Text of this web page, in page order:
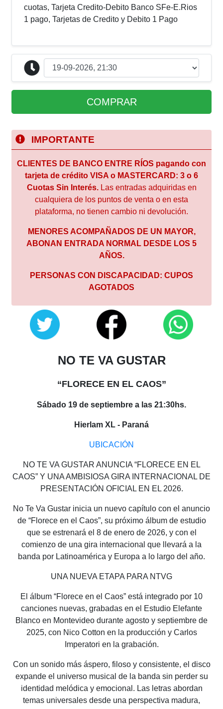
cuotas, Tarjeta Credito-Debito Banco SFe-E.Rios
1 pago, Tarjetas de Credito y Debito 1 Pago
COMPRAR
IMPORTANTE
CLIENTES DE BANCO ENTRE RÍOS pagando con
tarjeta de crédito VISA o MASTERCARD: 3 o 6
Cuotas Sin Interés.Las entradas adquiridas en
cualquiera de los puntos de venta o en esta
plataforma, no tienen cambio ni devolución.
MENORES ACOMPAÑADOS DE UN MAYOR,
ABONAN ENTRADA NORMAL DESDE LOS 5
AÑOS.
PERSONAS CON DISCAPACIDAD: CUPOS
AGOTADOS
NO TE VA GUSTAR
“FLORECE EN EL CAOS”
Sábado 19 de septiembre a las 21:30hs.
Hierlam XL - Paraná
UBICACIÓN
NO TE VA GUSTAR ANUNCIA “FLORECE EN EL
CAOS” Y UNA AMBISIOSA GIRA INTERNACIONAL DE
PRESENTACIÓN OFICIAL EN EL 2026.
No Te Va Gustar inicia un nuevo capítulo con el anuncio
de “Florece en el Caos”, su próximo álbum de estudio
que se estrenará el 8 de enero de 2026, y con el
comienzo de una gira internacional que llevará a la
banda por Latinoamérica y Europa a lo largo del año.
UNA NUEVA ETAPA PARA NTVG
El álbum “Florece en el Caos” está integrado por 10
canciones nuevas, grabadas en el Estudio Elefante
Blanco en Montevideo durante agosto y septiembre de
2025, con Nico Cotton en la producción y Carlos
Imperatori en la grabación.
Con un sonido más áspero, filoso y consistente, el disco
expande el universo musical de la banda sin perder su
identidad melódica y emocional. Las letras abordan
temas universales desde una perspectiva madura,